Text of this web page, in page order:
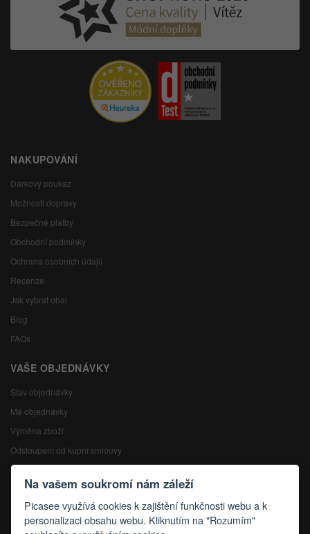
NAKUPOVÁNÍ
Dárkový poukaz
Možnosti dopravy
Bezpečné platby
Obchodní podmínky
Ochrana osobních údajů
Recenze
Jak vybrat obal
Blog
FAQs
VAŠE OBJEDNÁVKY
Stav objednávky
Mé objednávky
Výměna zboží
Odstoupení od kupní smlouvy
Reklamace
Kontakty
Na vašem soukromí nám záleží
Picasee využívá cookies k zajištění funkčnosti webu a k
personalizaci obsahu webu. Kliknutím na "Rozumím"